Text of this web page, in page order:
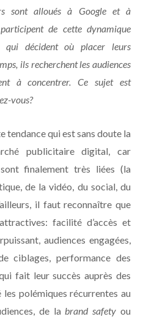
sont alloués à Google et à
de cette dynamique
décident où placer leurs
ils recherchent les audiences
à concentrer. Ce sujet est
vous?
tendance qui est sans doute la
publicitaire digital, car
finalement très liées (la
de la vidéo, du social, du
il faut reconnaître que
facilité d’accès et
audiences engagées,
ciblages, performance des
fait leur succès auprès des
polémiques récurrentes au
de labrand safetyou